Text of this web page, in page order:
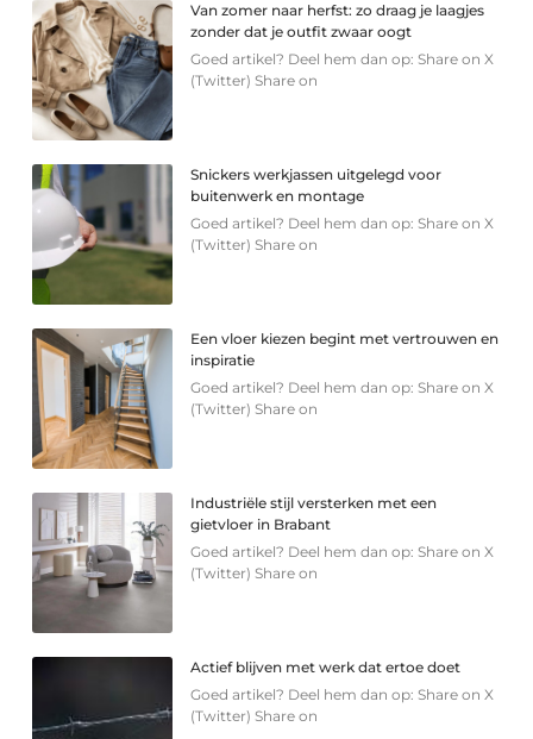
Van zomer naar herfst: zo draag je laagjes
zonder dat je outfit zwaar oogt
Goed artikel? Deel hem dan op: Share on X
(Twitter) Share on
Snickers werkjassen uitgelegd voor
buitenwerk en montage
Goed artikel? Deel hem dan op: Share on X
(Twitter) Share on
Een vloer kiezen begint met vertrouwen en
inspiratie
Goed artikel? Deel hem dan op: Share on X
(Twitter) Share on
Industriële stijl versterken met een
gietvloer in Brabant
Goed artikel? Deel hem dan op: Share on X
(Twitter) Share on
Actief blijven met werk dat ertoe doet
Goed artikel? Deel hem dan op: Share on X
(Twitter) Share on